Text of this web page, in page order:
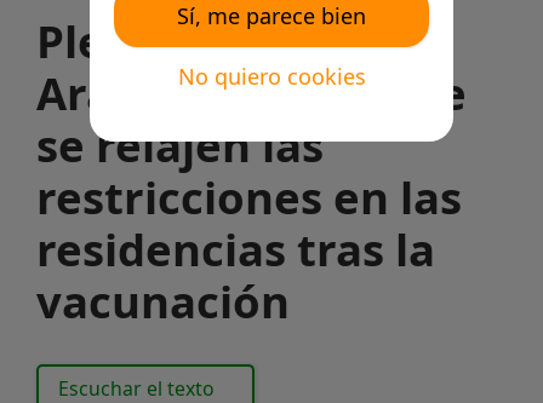
Plena inclusión
Aragón celebra que
se relajen las
restricciones en las
residencias tras la
vacunación
Escuchar el texto
Sí, me parece bien
No quiero cookies